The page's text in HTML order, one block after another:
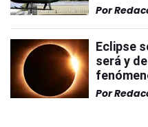
Por
Eclipse
será y
Por